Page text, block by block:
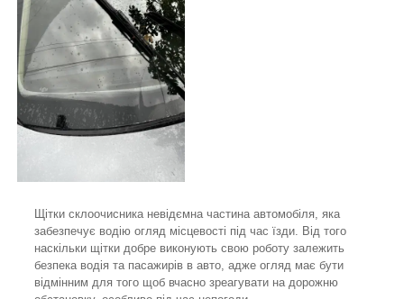
Щітки склоочисника невідємна частина автомобіля, яка
забезпечує водію огляд місцевості під час їзди. Від того
наскільки щітки добре виконують свою роботу залежить
безпека водія та пасажирів в авто, адже огляд має бути
відмінним для того щоб вчасно зреагувати на дорожню